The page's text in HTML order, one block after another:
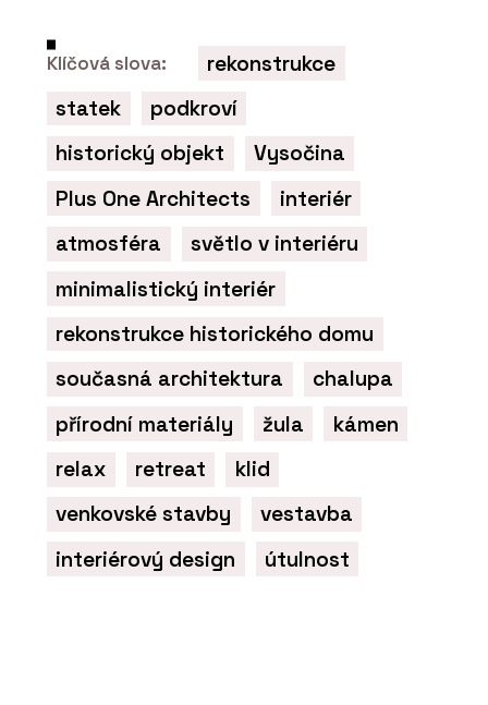
Klíčová slova:
rekonstrukce
statek
podkroví
historický objekt
Vysočina
Plus One Architects
interiér
atmosféra
světlo v interiéru
minimalistický interiér
rekonstrukce historického domu
současná architektura
chalupa
přírodní materiály
žula
kámen
relax
retreat
klid
venkovské stavby
vestavba
interiérový design
útulnost